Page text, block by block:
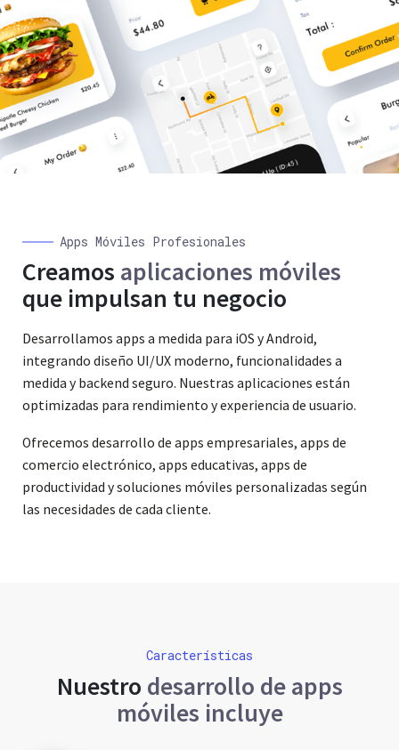
Apps Móviles Profesionales
Creamos aplicaciones móviles
que impulsan tu negocio
Desarrollamos apps a medida para iOS y Android,
integrando diseño UI/UX moderno, funcionalidades a
medida y backend seguro. Nuestras aplicaciones están
optimizadas para rendimiento y experiencia de usuario.
Ofrecemos desarrollo de apps empresariales, apps de
comercio electrónico, apps educativas, apps de
productividad y soluciones móviles personalizadas según
las necesidades de cada cliente.
Características
Nuestro desarrollo de apps
móviles incluye